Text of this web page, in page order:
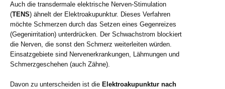
Auch die transdermale elektrische Nerven-Stimulation
(TENS) ähnelt der Elektroakupunktur. Dieses Verfahren
möchte Schmerzen durch das Setzen eines Gegenreizes
(Gegenirritation) unterdrücken. Der Schwachstrom blockiert
die Nerven, die sonst den Schmerz weiterleiten würden.
Einsatzgebiete sind Nervenerkrankungen, Lähmungen und
Schmerzgeschehen (auch Zähne).
Davon zu unterscheiden ist die Elektroakupunktur nach